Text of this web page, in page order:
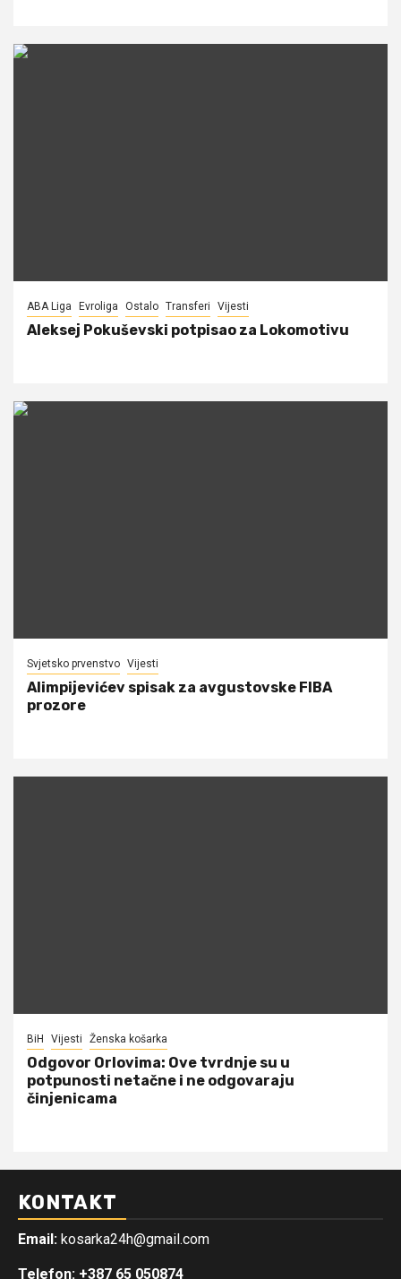
ABA Liga Evroliga Ostalo Transferi Vijesti
Aleksej Pokuševski potpisao za Lokomotivu
Svjetsko prvenstvo Vijesti
Alimpijevićev spisak za avgustovske FIBA
prozore
BiH Vijesti Ženska košarka
Odgovor Orlovima: ​Ove tvrdnje su u
potpunosti netačne i ne odgovaraju
činjenicama
KONTAKT
Email: kosarka24h@gmail.com
Telefon: +387 65 050874